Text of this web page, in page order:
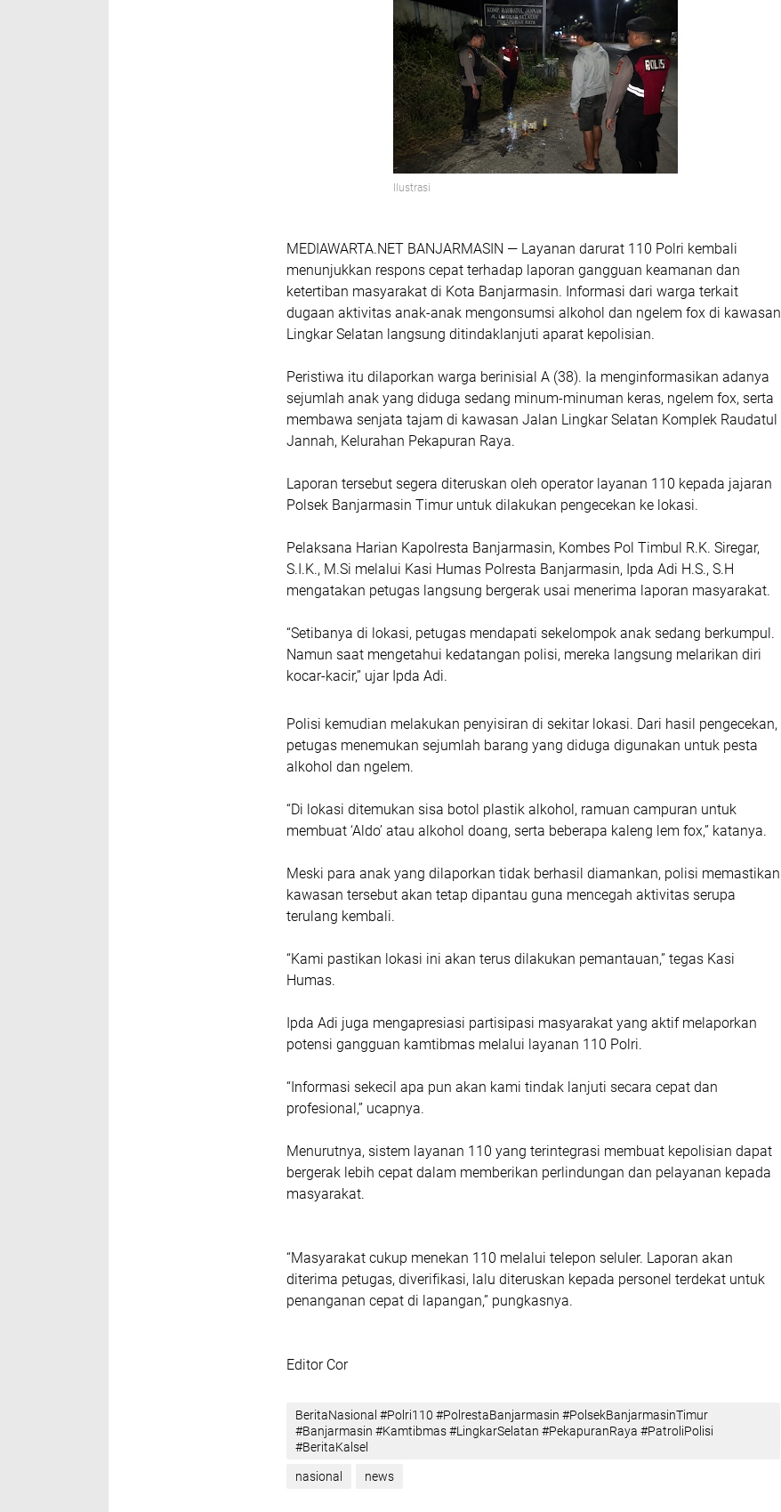
Ilustrasi
MEDIAWARTA.NET BANJARMASIN — Layanan darurat 110 Polri kembali
menunjukkan respons cepat terhadap laporan gangguan keamanan dan
ketertiban masyarakat di Kota Banjarmasin. Informasi dari warga terkait
dugaan aktivitas anak-anak mengonsumsi alkohol dan ngelem fox di kawasan
Lingkar Selatan langsung ditindaklanjuti aparat kepolisian.
Peristiwa itu dilaporkan warga berinisial A (38). Ia menginformasikan adanya
sejumlah anak yang diduga sedang minum-minuman keras, ngelem fox, serta
membawa senjata tajam di kawasan Jalan Lingkar Selatan Komplek Raudatul
Jannah, Kelurahan Pekapuran Raya.
Laporan tersebut segera diteruskan oleh operator layanan 110 kepada jajaran
Polsek Banjarmasin Timur untuk dilakukan pengecekan ke lokasi.
Pelaksana Harian Kapolresta Banjarmasin, Kombes Pol Timbul R.K. Siregar,
S.I.K., M.Si melalui Kasi Humas Polresta Banjarmasin, Ipda Adi H.S., S.H
mengatakan petugas langsung bergerak usai menerima laporan masyarakat.
“Setibanya di lokasi, petugas mendapati sekelompok anak sedang berkumpul.
Namun saat mengetahui kedatangan polisi, mereka langsung melarikan diri
kocar-kacir,” ujar Ipda Adi.
Polisi kemudian melakukan penyisiran di sekitar lokasi. Dari hasil pengecekan,
petugas menemukan sejumlah barang yang diduga digunakan untuk pesta
alkohol dan ngelem.
“Di lokasi ditemukan sisa botol plastik alkohol, ramuan campuran untuk
membuat ‘Aldo’ atau alkohol doang, serta beberapa kaleng lem fox,” katanya.
Meski para anak yang dilaporkan tidak berhasil diamankan, polisi memastikan
kawasan tersebut akan tetap dipantau guna mencegah aktivitas serupa
terulang kembali.
“Kami pastikan lokasi ini akan terus dilakukan pemantauan,” tegas Kasi
Humas.
Ipda Adi juga mengapresiasi partisipasi masyarakat yang aktif melaporkan
potensi gangguan kamtibmas melalui layanan 110 Polri.
“Informasi sekecil apa pun akan kami tindak lanjuti secara cepat dan
profesional,” ucapnya.
Menurutnya, sistem layanan 110 yang terintegrasi membuat kepolisian dapat
bergerak lebih cepat dalam memberikan perlindungan dan pelayanan kepada
masyarakat.
“Masyarakat cukup menekan 110 melalui telepon seluler. Laporan akan
diterima petugas, diverifikasi, lalu diteruskan kepada personel terdekat untuk
penanganan cepat di lapangan,” pungkasnya.
Editor Cor
BeritaNasional #Polri110 #PolrestaBanjarmasin #PolsekBanjarmasinTimur
#Banjarmasin #Kamtibmas #LingkarSelatan #PekapuranRaya #PatroliPolisi
#BeritaKalsel
nasional news